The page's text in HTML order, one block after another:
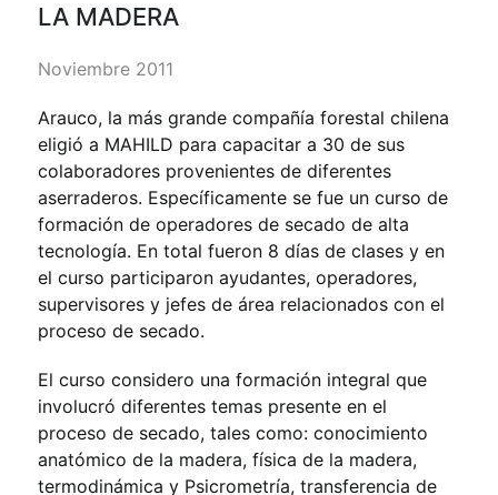
LA MADERA
Noviembre 2011
Arauco, la más grande compañía forestal chilena
eligió a MAHILD para capacitar a 30 de sus
colaboradores provenientes de diferentes
aserraderos. Específicamente se fue un curso de
formación de operadores de secado de alta
tecnología. En total fueron 8 días de clases y en
el curso participaron ayudantes, operadores,
supervisores y jefes de área relacionados con el
proceso de secado.
El curso considero una formación integral que
involucró diferentes temas presente en el
proceso de secado, tales como: conocimiento
anatómico de la madera, física de la madera,
termodinámica y Psicrometría, transferencia de